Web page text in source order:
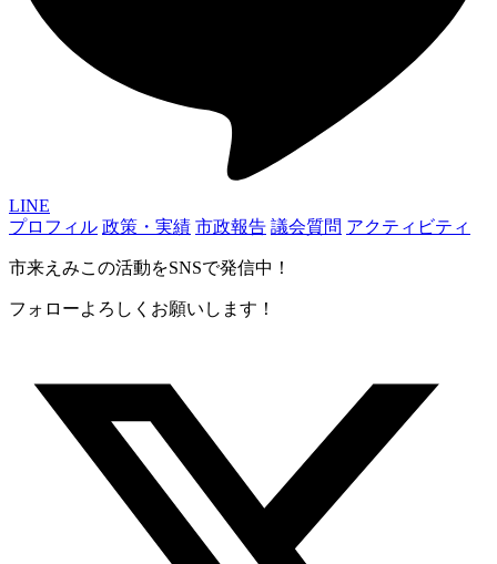
LINE
プロフィル 政策・実績 市政報告 議会質問 アクティビティ
市来えみこの活動をSNSで発信中！
フォローよろしくお願いします！